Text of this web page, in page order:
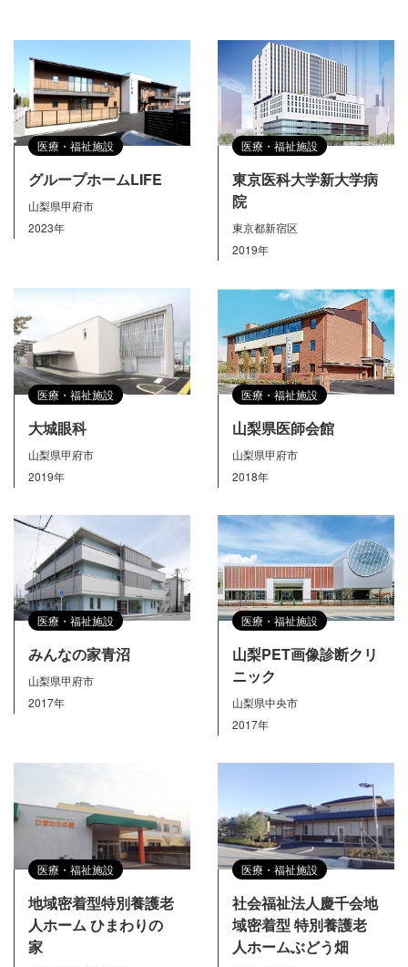
医療・福祉施設
グループホームLIFE
山梨県甲府市
2023年
医療・福祉施設
東京医科大学新大学病
院
東京都新宿区
2019年
医療・福祉施設
大城眼科
山梨県甲府市
2019年
医療・福祉施設
山梨県医師会館
山梨県甲府市
2018年
医療・福祉施設
みんなの家青沼
山梨県甲府市
2017年
医療・福祉施設
山梨PET画像診断クリ
ニック
山梨県中央市
2017年
医療・福祉施設
地域密着型特別養護老
人ホーム ひまわりの
家
医療・福祉施設
社会福祉法人慶千会地
域密着型 特別養護老
人ホームぶどう畑